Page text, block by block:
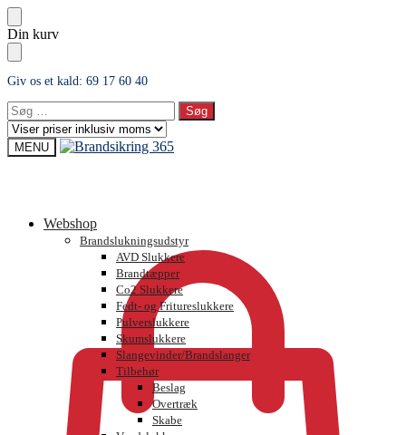
Skip
to
navigation
Skip
to
content
Din kurv
Giv os et kald: 69 17 60 40
Søg
efter:
MENU
Webshop
Brandslukningsudstyr
AVD Slukkere
Brandtæpper
Co2 Slukkere
Fedt- og Fritureslukkere
Pulverslukkere
Skumslukkere
Slangevinder/Brandslanger
Tilbehør
Beslag
Overtræk
Skabe